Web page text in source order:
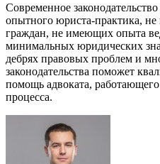
Современное
опытного юриста-практика,
граждан, не имеющих опыта
минимальных юридических
дебрях правовых проблем и
законодательства поможет
помощь адвоката,
процесса.